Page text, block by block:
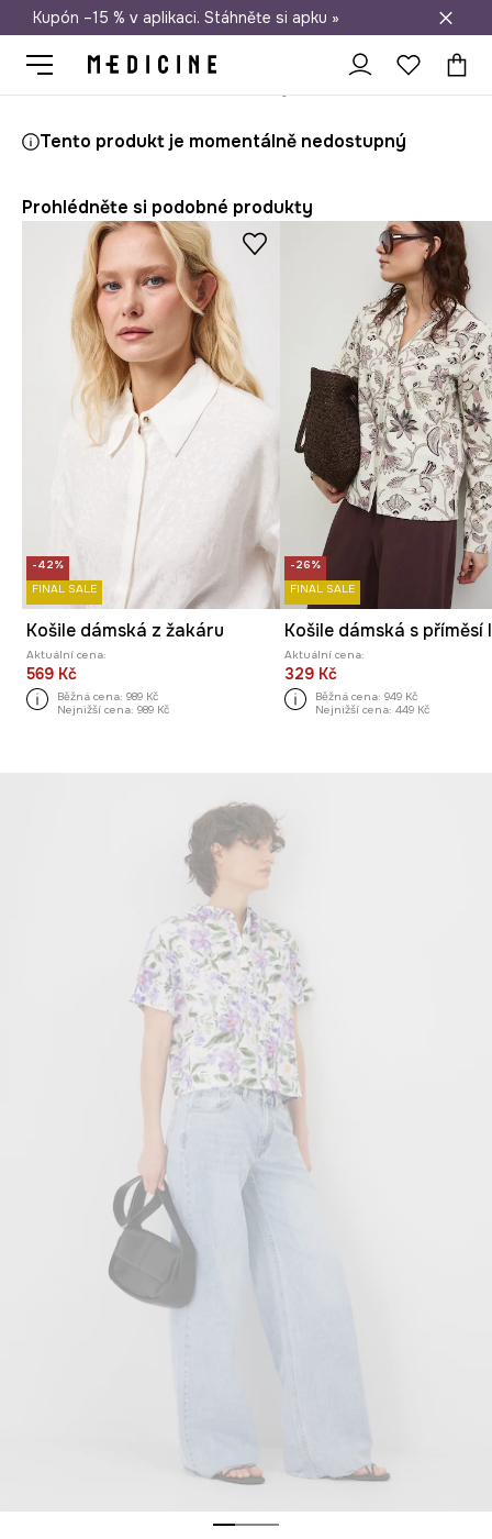
Doprava zdarma při nákupu nad 1 200 Kč
Kupón –15 % v aplikaci. Stáhněte si apku »
Tento produkt je momentálně nedostupný
Prohlédněte si podobné produkty
-42%
FINAL SALE
Košile dámská z žakáru
Aktuální cena:
569 Kč
Běžná cena: 989 Kč
Nejnižší cena: 989 Kč
-26%
FINAL SALE
Aktuální cena:
329 Kč
Běžná cena: 949 Kč
Nejnižší cena: 449 Kč